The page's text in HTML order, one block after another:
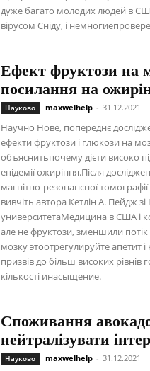
дуже багато молодих людей в
вірусом Сніду, і
Ефект фруктози на
посилання на
Науково maxwelhelp - 31.12.2021
Научно Нове, попереднє
ефекти фруктози і глюкози на
объяснитьпочему дієти високо
епідемії ожиріння.Після
магнітно-резонансної
вивчіть автора Кетлін А. Пейдж
университетаМедицина в США і
але не фруктози, зменшили потік
мозку этоотрегулируйте апетит
призвів до більш високих
кількості инасыщение.
Споживання
нейтралізувати
Науково maxwelhelp - 31.12.2021